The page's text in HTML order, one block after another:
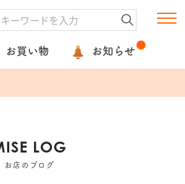
お買い物 お知らせ
LOG
お店のブログ